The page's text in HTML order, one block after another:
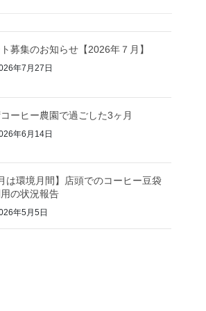
募集のお知らせ【2026年７月】
年7月27日
ーヒー農園で過ごした3ヶ月
年6月14日
は環境月間】店頭でのコーヒー豆袋
の状況報告
年5月5日